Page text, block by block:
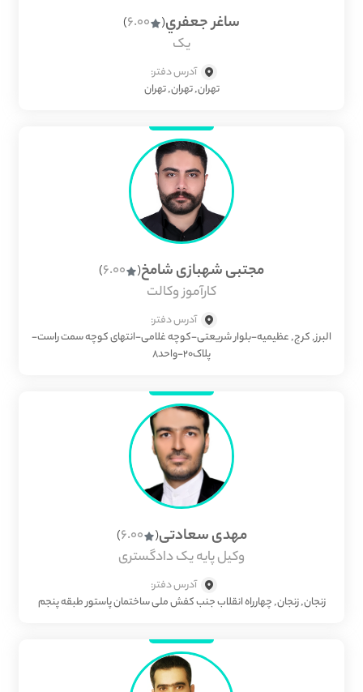
ساغر جعفري(
6.00
)
یک
آدرس دفتر:
تهران, تهران, تهران
مجتبی شهبازی شامخ(
6.00
)
کارآموز وکالت
آدرس دفتر:
البرز, کرج, عظیمیه-بلوار شریعتی-کوچه غلامی-انتهای کوچه سمت راست-
پلاک۲۰-واحد۸
مهدی سعادتی(
6.00
)
وکیل پایه یک دادگستری
آدرس دفتر:
زنجان, زنجان, چهارراه انقلاب جنب کفش ملی ساختمان پاستور طبقه پنجم